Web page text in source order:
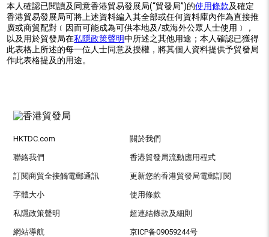
本人確認已閱讀及同意香港貿易發展局(“貿發局”)的使用條款及確定
香港貿易發展局可將上述資料編入其全部或任何資料庫內作為直接推
廣或商貿配對﹝因而可能成為可供本地及/或海外公眾人士使用﹞，
以及用於貿發局在私隱政策聲明中所述之其他用途；本人確認已獲得
此表格上所述的每一位人士同意及授權，將其個人資料提供予貿發局
作此表格提及的用途。
HKTDC.com 關於我們
聯絡我們 香港貿發局流動應用程式
訂閱商貿全接觸電郵通訊 更新您的香港貿發局電郵訂閱
字體大小 使用條款
私隱政策聲明 超連結條款及細則
網站導航 京ICP备09059244号